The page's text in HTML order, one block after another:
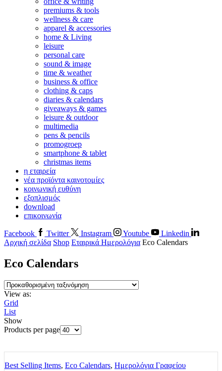
premiums & tools
wellness & care
apparel & accessories
home & Living
leisure
personal care
sound & image
time & weather
business & office
clothing & caps
diaries & calendars
giveaways & games
leisure & outdoor
multimedia
pens & pencils
promogroep
smartphone & tablet
christmas items
η εταιρεία
νέα προϊόντα καινοτομίες
κοινωνική ευθύνη
εξοπλισμός
download
επικοινωνία
Facebook Twitter Instagram Youtube
Linkedin
Αρχική σελίδα Shop Εταιρικά Ημερολόγια Eco Calendars
Eco Calendars
View as:
Grid
List
Show
Products per page
Best Selling Items, Eco Calendars, Ημερολόγια Γραφείου